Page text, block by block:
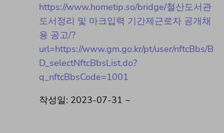
https://www.hometip.so/bridge/철산도서관
도서정리 및 마크입력 기간제근로자 공개채
용 공고/?
url=https://www.gm.go.kr/pt/user/nftcBbs/B
D_selectNftcBbsList.do?
q_nftcBbsCode=1001
작성일: 2023-07-31 ~